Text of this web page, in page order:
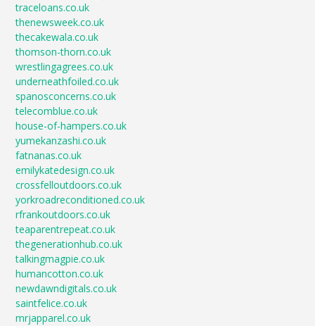
traceloans.co.uk
thenewsweek.co.uk
thecakewala.co.uk
thomson-thorn.co.uk
wrestlingagrees.co.uk
underneathfoiled.co.uk
spanosconcerns.co.uk
telecomblue.co.uk
house-of-hampers.co.uk
yumekanzashi.co.uk
fatnanas.co.uk
emilykatedesign.co.uk
crossfelloutdoors.co.uk
yorkroadreconditioned.co.uk
rfrankoutdoors.co.uk
teaparentrepeat.co.uk
thegenerationhub.co.uk
talkingmagpie.co.uk
humancotton.co.uk
newdawndigitals.co.uk
saintfelice.co.uk
mrjapparel.co.uk